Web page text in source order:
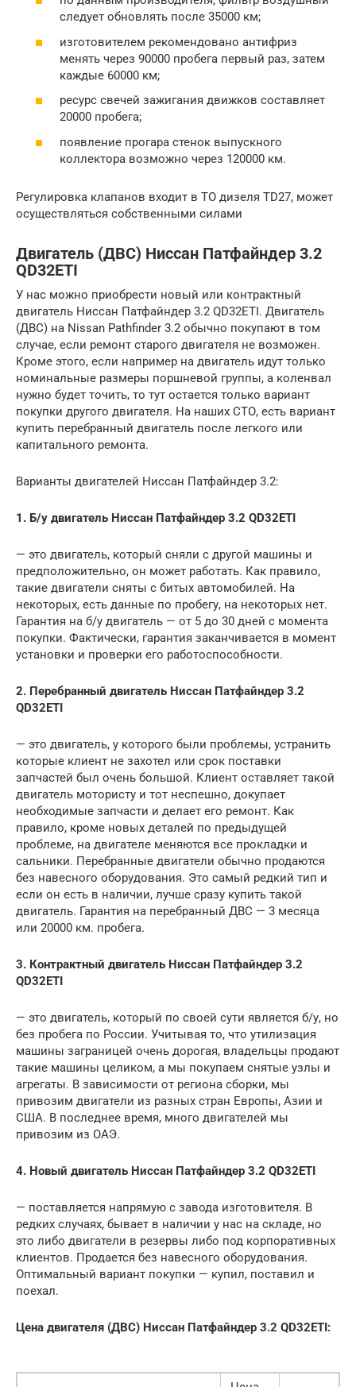
следует обновлять после 35000 км;
изготовителем рекомендовано антифриз
менять через 90000 пробега первый раз, затем
каждые 60000 км;
ресурс свечей зажигания движков составляет
20000 пробега;
появление прогара стенок выпускного
коллектора возможно через 120000 км.
Регулировка клапанов входит в ТО дизеля TD27, может
осуществляться собственными силами
Двигатель (ДВС) Ниссан Патфайндер 3.2
QD32ETI
У нас можно приобрести новый или контрактный
двигатель Ниссан Патфайндер 3.2 QD32ETI. Двигатель
(ДВС) на Nissan Pathfinder 3.2 обычно покупают в том
случае, если ремонт старого двигателя не возможен.
Кроме этого, если например на двигатель идут только
номинальные размеры поршневой группы, а коленвал
нужно будет точить, то тут остается только вариант
покупки другого двигателя. На наших СТО, есть вариант
купить перебранный двигатель после легкого или
капитального ремонта.
Варианты двигателей Ниссан Патфайндер 3.2:
1. Б/у двигатель Ниссан Патфайндер 3.2 QD32ETI
— это двигатель, который сняли с другой машины и
предположительно, он может работать. Как правило,
такие двигатели сняты с битых автомобилей. На
некоторых, есть данные по пробегу, на некоторых нет.
Гарантия на б/у двигатель — от 5 до 30 дней с момента
покупки. Фактически, гарантия заканчивается в момент
установки и проверки его работоспособности.
2. Перебранный двигатель Ниссан Патфайндер 3.2
QD32ETI
— это двигатель, у которого были проблемы, устранить
которые клиент не захотел или срок поставки
запчастей был очень большой. Клиент оставляет такой
двигатель мотористу и тот неспешно, докупает
необходимые запчасти и делает его ремонт. Как
правило, кроме новых деталей по предыдущей
проблеме, на двигателе меняются все прокладки и
сальники. Перебранные двигатели обычно продаются
без навесного оборудования. Это самый редкий тип и
если он есть в наличии, лучше сразу купить такой
двигатель. Гарантия на перебранный ДВС — 3 месяца
или 20000 км. пробега.
3. Контрактный двигатель Ниссан Патфайндер 3.2
QD32ETI
— это двигатель, который по своей сути является б/у, но
без пробега по России. Учитывая то, что утилизация
машины заграницей очень дорогая, владельцы продают
такие машины целиком, а мы покупаем снятые узлы и
агрегаты. В зависимости от региона сборки, мы
привозим двигатели из разных стран Европы, Азии и
США. В последнее время, много двигателей мы
привозим из ОАЭ.
4. Новый двигатель Ниссан Патфайндер 3.2 QD32ETI
— поставляется напрямую с завода изготовителя. В
редких случаях, бывает в наличии у нас на складе, но
это либо двигатели в резервы либо под корпоративных
клиентов. Продается без навесного оборудования.
Оптимальный вариант покупки — купил, поставил и
поехал.
Цена двигателя (ДВС) Ниссан Патфайндер 3.2 QD32ETI: